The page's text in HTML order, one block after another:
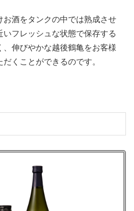
お酒をタンクの中では熟成させ
いフレッシュな状態で保存する
、伸びやかな越後鶴亀をお客様
くことができるのです。